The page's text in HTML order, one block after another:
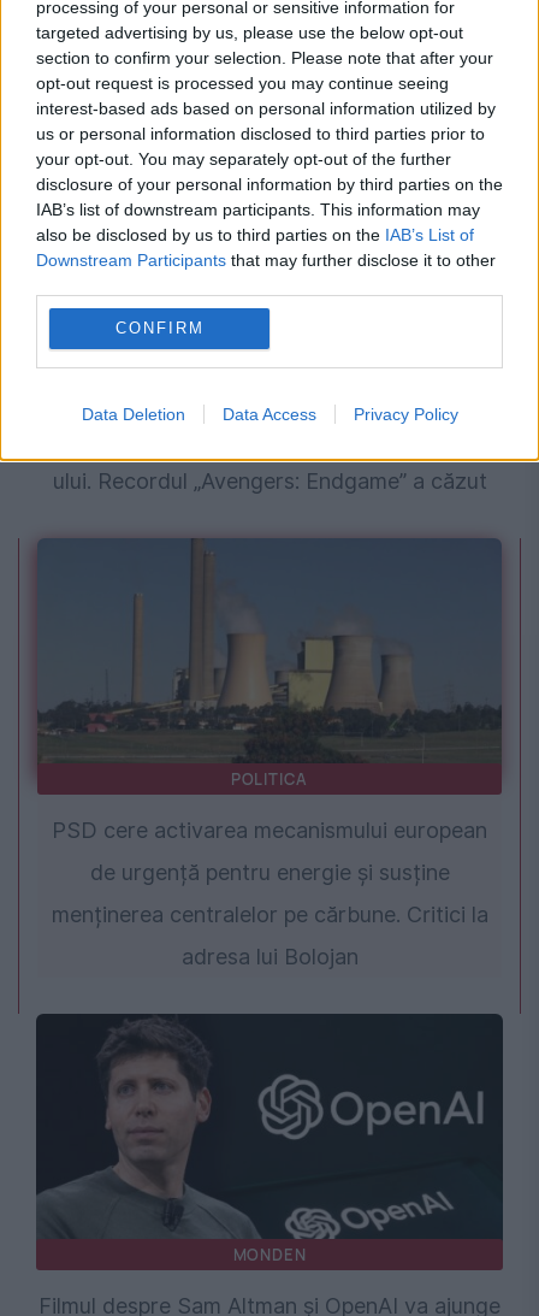
processing of your personal or sensitive information for
targeted advertising by us, please use the below opt-out
section to confirm your selection. Please note that after your
opt-out request is processed you may continue seeing
interest-based ads based on personal information utilized by
us or personal information disclosed to third parties prior to
your opt-out. You may separately opt-out of the further
disclosure of your personal information by third parties on the
IAB’s list of downstream participants. This information may
also be disclosed by us to third parties on the IAB’s List of
Downstream Participants that may further disclose it to other
CONFIRM
Data Deletion Data Access Privacy Policy
La Mangalia, Ceaușescu intră cu foarfeca în
cinematografia românească
ului. Recordul „Avengers: Endgame” a căzut
POLITICA
PSD cere activarea mecanismului european
de urgență pentru energie și susține
menținerea centralelor pe cărbune. Critici la
adresa lui Bolojan
MONDEN
Filmul despre Sam Altman și OpenAI va ajunge